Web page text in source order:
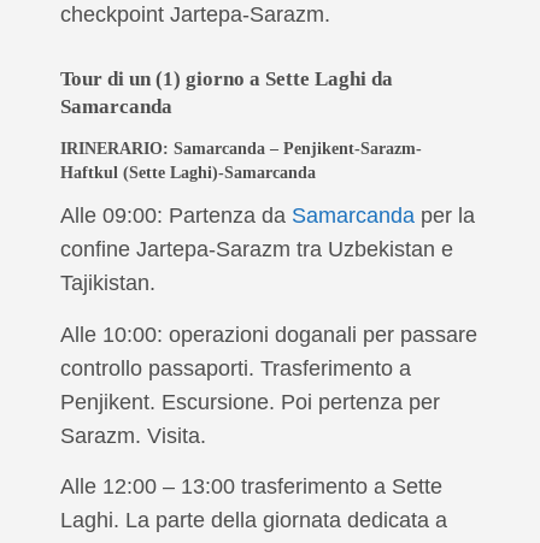
checkpoint Jartepa-Sarazm.
Tour di un (1) giorno a Sette Laghi da
Samarcanda
IRINERARIO: Samarcanda – Penjikent-Sarazm-
Haftkul (Sette Laghi)-Samarcanda
Alle 09:00: Partenza da Samarcanda per la
confine Jartepa-Sarazm tra Uzbekistan e
Tajikistan.
Alle 10:00: operazioni doganali per passare
controllo passaporti. Trasferimento a
Penjikent. Escursione. Poi pertenza per
Sarazm. Visita.
Alle 12:00 – 13:00 trasferimento a Sette
Laghi. La parte della giornata dedicata a